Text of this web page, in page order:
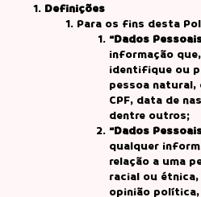
Definições
Para os fins desta
“Dados
informação
identifique ou
pessoa natural,
CPF, data de
dentre outros;
“Dados
qualquer
relação a uma
racial ou
opinião